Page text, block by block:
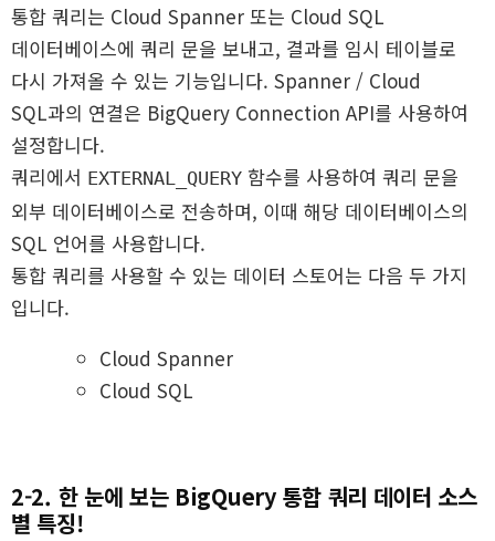
통합 쿼리는 Cloud Spanner 또는 Cloud SQL
데이터베이스에 쿼리 문을 보내고, 결과를 임시 테이블로
다시 가져올 수 있는 기능입니다. Spanner / Cloud
SQL과의 연결은 BigQuery Connection API를 사용하여
설정합니다.
쿼리에서 EXTERNAL_QUERY 함수를 사용하여 쿼리 문을
외부 데이터베이스로 전송하며, 이때 해당 데이터베이스의
SQL 언어를 사용합니다.
통합 쿼리를 사용할 수 있는 데이터 스토어는 다음 두 가지
입니다.
Cloud Spanner
Cloud SQL
2-2. 한 눈에 보는 BigQuery 통합 쿼리 데이터 소스
별 특징!